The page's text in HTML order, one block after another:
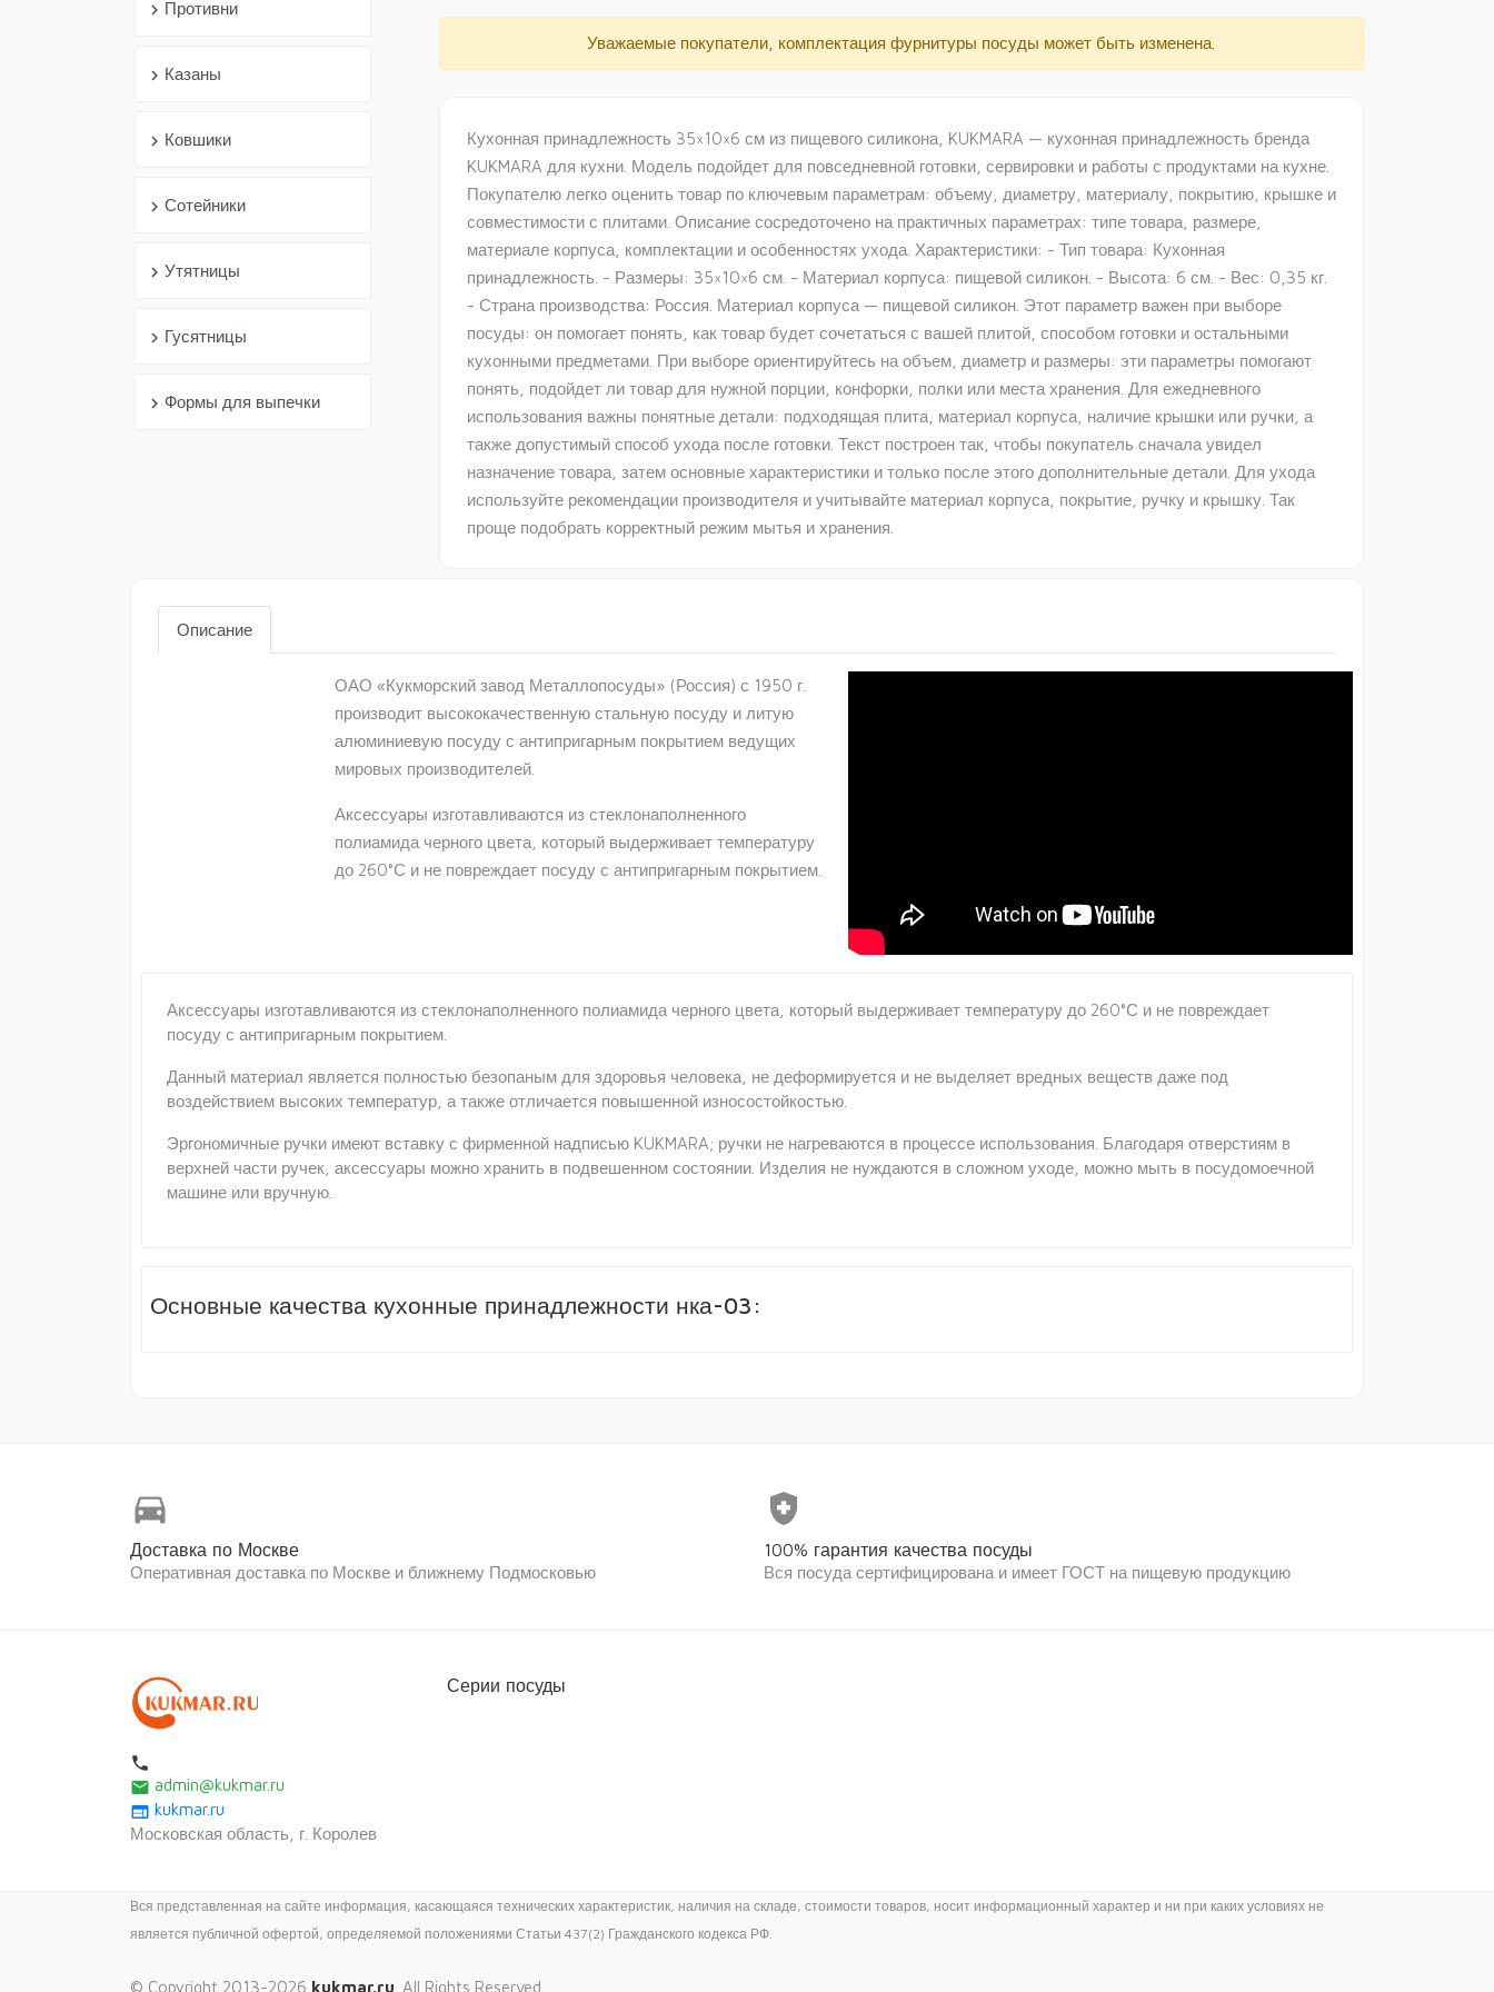
chevron_right Противни
chevron_right Казаны
chevron_right Ковшики
chevron_right Сотейники
chevron_right Утятницы
chevron_right Гусятницы
chevron_right Формы для выпечки
Уважаемые покупатели, комплектация фурнитуры посуды может быть изменена.
Кухонная принадлежность 35×10×6 см из пищевого силикона, KUKMARA — кухонная принадлежность бренда
KUKMARA для кухни. Модель подойдет для повседневной готовки, сервировки и работы с продуктами на кухне.
Покупателю легко оценить товар по ключевым параметрам: объему, диаметру, материалу, покрытию, крышке и
совместимости с плитами. Описание сосредоточено на практичных параметрах: типе товара, размере,
материале корпуса, комплектации и особенностях ухода. Характеристики: - Тип товара: Кухонная
принадлежность. - Размеры: 35×10×6 см. - Материал корпуса: пищевой силикон. - Высота: 6 см. - Вес: 0,35 кг.
- Страна производства: Россия. Материал корпуса — пищевой силикон. Этот параметр важен при выборе
посуды: он помогает понять, как товар будет сочетаться с вашей плитой, способом готовки и остальными
кухонными предметами. При выборе ориентируйтесь на объем, диаметр и размеры: эти параметры помогают
понять, подойдет ли товар для нужной порции, конфорки, полки или места хранения. Для ежедневного
использования важны понятные детали: подходящая плита, материал корпуса, наличие крышки или ручки, а
также допустимый способ ухода после готовки. Текст построен так, чтобы покупатель сначала увидел
назначение товара, затем основные характеристики и только после этого дополнительные детали. Для ухода
используйте рекомендации производителя и учитывайте материал корпуса, покрытие, ручку и крышку. Так
проще подобрать корректный режим мытья и хранения.
Описание
ОАО «Кукморский завод Металлопосуды» (Россия) с 1950 г.
производит высококачественную стальную посуду и литую
алюминиевую посуду с антипригарным покрытием ведущих
мировых производителей.
Аксессуары изготавливаются из стеклонаполненного
полиамида черного цвета, который выдерживает температуру
до 260°С и не повреждает посуду с антипригарным покрытием.
Аксессуары изготавливаются из стеклонаполненного полиамида черного цвета, который выдерживает температуру до 260°С и не повреждает
посуду с антипригарным покрытием.
Данный материал является полностью безопаным для здоровья человека, не деформируется и не выделяет вредных веществ даже под
воздействием высоких температур, а также отличается повышенной износостойкостью.
Эргономичные ручки имеют вставку с фирменной надписью KUKMARA; ручки не нагреваются в процессе использования. Благодаря отверстиям в
верхней части ручек, аксессуары можно хранить в подвешенном состоянии. Изделия не нуждаются в сложном уходе, можно мыть в посудомоечной
машине или вручную.
Основные качества кухонные принадлежности нка-03:
directions_car
Доставка по Москве
Оперативная доставка по Москве и ближнему Подмосковью
health_and_safety
100% гарантия качества посуды
Вся посуда сертифицирована и имеет ГОСТ на пищевую продукцию
local_phone
email admin@kukmar.ru
web kukmar.ru
Московская область, г. Королев
Серии посуды
Вся представленная на сайте информация, касающаяся технических характеристик, наличия на складе, стоимости товаров, носит информационный характер и ни при каких условиях не
является публичной офертой, определяемой положениями Статьи 437(2) Гражданского кодекса РФ.
© Copyright 2013-2026 kukmar.ru . All Rights Reserved